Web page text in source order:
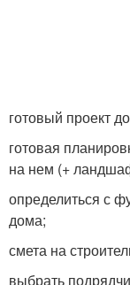
готовый проект
готовая
на нем (+
определиться с
дома;
смета на
выбрать